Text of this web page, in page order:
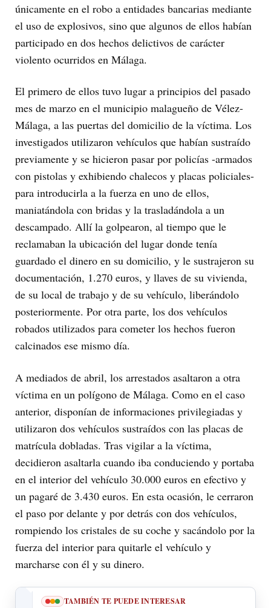
únicamente en el robo a entidades bancarias mediante
el uso de explosivos, sino que algunos de ellos habían
participado en dos hechos delictivos de carácter
violento ocurridos en Málaga.
El primero de ellos tuvo lugar a principios del pasado
mes de marzo en el municipio malagueño de Vélez-
Málaga, a las puertas del domicilio de la víctima. Los
investigados utilizaron vehículos que habían sustraído
previamente y se hicieron pasar por policías -armados
con pistolas y exhibiendo chalecos y placas policiales-
para introducirla a la fuerza en uno de ellos,
maniatándola con bridas y la trasladándola a un
descampado. Allí la golpearon, al tiempo que le
reclamaban la ubicación del lugar donde tenía
guardado el dinero en su domicilio, y le sustrajeron su
documentación, 1.270 euros, y llaves de su vivienda,
de su local de trabajo y de su vehículo, liberándolo
posteriormente. Por otra parte, los dos vehículos
robados utilizados para cometer los hechos fueron
calcinados ese mismo día.
A mediados de abril, los arrestados asaltaron a otra
víctima en un polígono de Málaga. Como en el caso
anterior, disponían de informaciones privilegiadas y
utilizaron dos vehículos sustraídos con las placas de
matrícula dobladas. Tras vigilar a la víctima,
decidieron asaltarla cuando iba conduciendo y portaba
en el interior del vehículo 30.000 euros en efectivo y
un pagaré de 3.430 euros. En esta ocasión, le cerraron
el paso por delante y por detrás con dos vehículos,
rompiendo los cristales de su coche y sacándolo por la
fuerza del interior para quitarle el vehículo y
marcharse con él y su dinero.
TAMBIÉN TE PUEDE INTERESAR